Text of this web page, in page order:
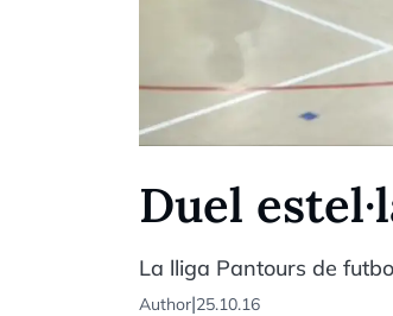
Duel
La lliga Pantours de
Author|25.10.16